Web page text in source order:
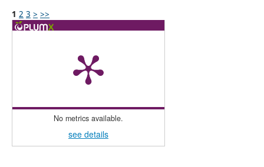
1 2 3 > >>
No metrics available.
see details